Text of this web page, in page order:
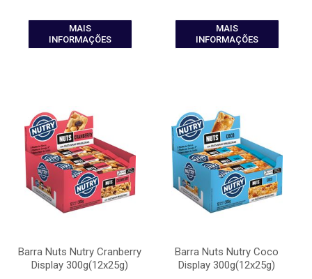
MAIS
INFORMAÇÕES
MAIS
INFORMAÇÕES
Barra Nuts Nutry Cranberry
Display 300g(12x25g)
Barra Nuts Nutry Coco
Display 300g(12x25g)